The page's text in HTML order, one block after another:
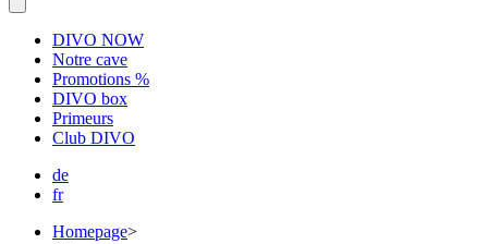
DIVO NOW
Notre cave
Promotions %
DIVO box
Primeurs
Club DIVO
de
fr
Homepage>